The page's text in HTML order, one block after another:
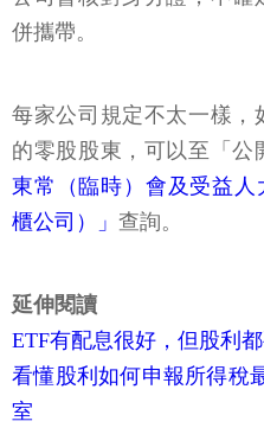
併攜帶。
每家公司規定不太一樣，
的零股股東，可以至「公
東常（臨時）會及受益人
櫃公司）」 查詢。
延伸閱讀
ETF有配息很好，但股利
看懂股利如何申報所得稅
室